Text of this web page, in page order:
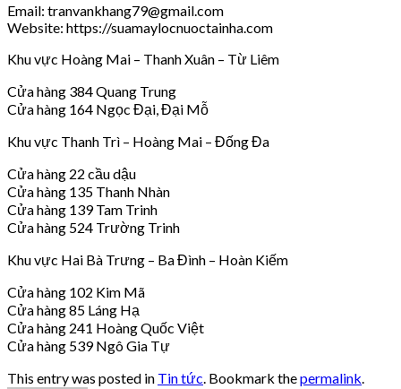
Email: tranvankhang79@gmail.com
Website: https://suamaylocnuoctainha.com
Khu vực Hoàng Mai – Thanh Xuân – Từ Liêm
Cửa hàng 384 Quang Trung
Cửa hàng 164 Ngọc Đại, Đại Mỗ
Khu vực Thanh Trì – Hoàng Mai – Đống Đa
Cửa hàng 22 cầu dậu
Cửa hàng 135 Thanh Nhàn
Cửa hàng 139 Tam Trinh
Cửa hàng 524 Trường Trinh
Khu vực Hai Bà Trưng – Ba Đình – Hoàn Kiếm
Cửa hàng 102 Kim Mã
Cửa hàng 85 Láng Hạ
Cửa hàng 241 Hoàng Quốc Việt
Cửa hàng 539 Ngô Gia Tự
This entry was posted in Tin tức . Bookmark thepermalink